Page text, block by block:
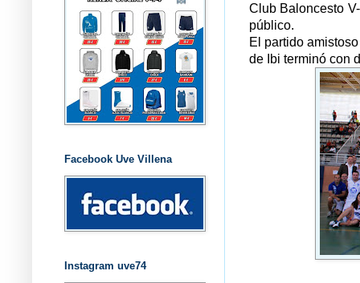
Club Baloncesto
público.
El partido
de Ibi terminó con
Facebook Uve Villena
Instagram uve74